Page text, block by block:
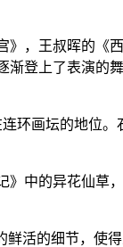
，王叔晖的《西
登上了表演的
环画坛的地位。
中的异花仙草
活的细节，使